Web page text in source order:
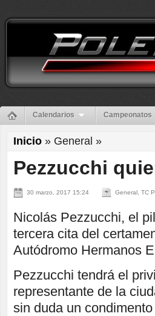
Calendarios Campeonatos
Inicio » General »
Pezzucchi
30 marzo, 2017 15:24 General, TC
Nicolás Pezzucchi, el
tercera cita del
Autódromo Hermanos
Pezzucchi tendrá el
representante de la
sin duda un